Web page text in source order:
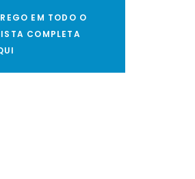
EM TODO O
COMPLETA